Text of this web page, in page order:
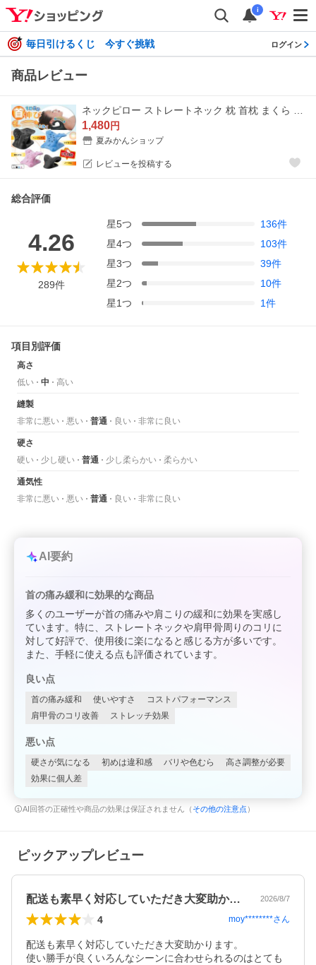
i
毎日引けるくじ 今すぐ挑戦 ログイン
商品レビュー
1,480円
夏みかんショップ
レビューを投稿する
総合評価
4.26
289件
星5つ 136件
星4つ 103件
星3つ 39件
星2つ 10件
星1つ 1件
項目別評価
高さ
低い
中 高い
縫製
非常に悪い
悪い 普通 良い 非常に良い
硬さ
硬い
少し硬い 普通 少し柔らかい 柔らかい
通気性
非常に悪い
悪い 普通 良い 非常に良い
AI要約
首の痛み緩和に効果的な商品
多くのユーザーが首の痛みや肩こりの緩和に効果を実感し
ています。特に、ストレートネックや肩甲骨周りのコリに
対して好評で、使用後に楽になると感じる方が多いです。
また、手軽に使える点も評価されています。
良い点
首の痛み緩和 使いやすさ
コストパフォーマンス
肩甲骨のコリ改善
ストレッチ効果
悪い点
硬さが気になる 初めは違和感 バリや色むら
高さ調整が必要
効果に個人差
AI回答の正確性や商品の効果は保証されません（ その他の注意点 ）
ピックアップレビュー
配送も素早く対応していただき大変助かり… 2026/8/7
4 moy********さん
配送も素早く対応していただき大変助かります。
使い勝手が良くいろんなシーンに合わせられるのはとても